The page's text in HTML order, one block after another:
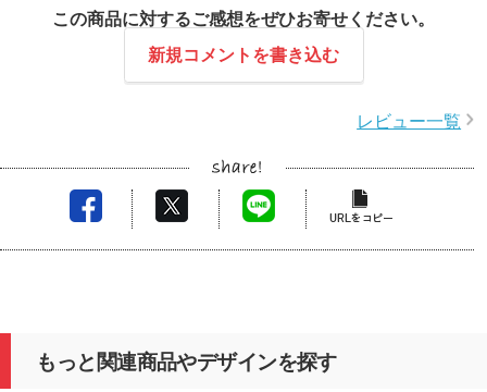
アドバンス／3wayマルチライトの仕様や仕上がりに
ご満足いただけたとのこと、大変嬉しく思います。
この商品に対するご感想をぜひお寄せください。
新規コメントを書き込む
レビュー一覧
もっと関連商品やデザインを探す